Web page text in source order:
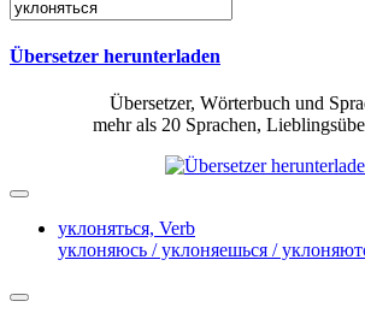
Übersetzer herunterladen
Übersetzer, Wörterbuch und
mehr als 20 Sprachen,
уклоняться, Verb
уклоняюсь / уклоняешься /